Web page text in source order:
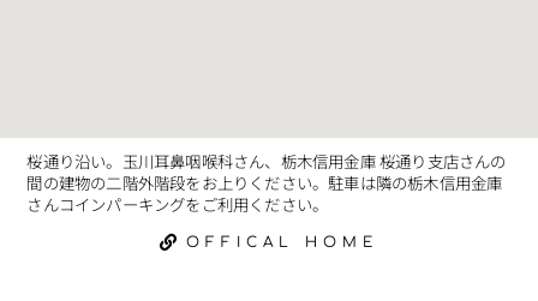
桜通り沿い。玉川耳鼻咽喉科さん、栃木信用金庫 桜通り支店さんの
間の建物の二階外階段をお上りください。駐車は隣の栃木信用金庫
さんコインパーキングをご利用ください。
OFFICAL HOME